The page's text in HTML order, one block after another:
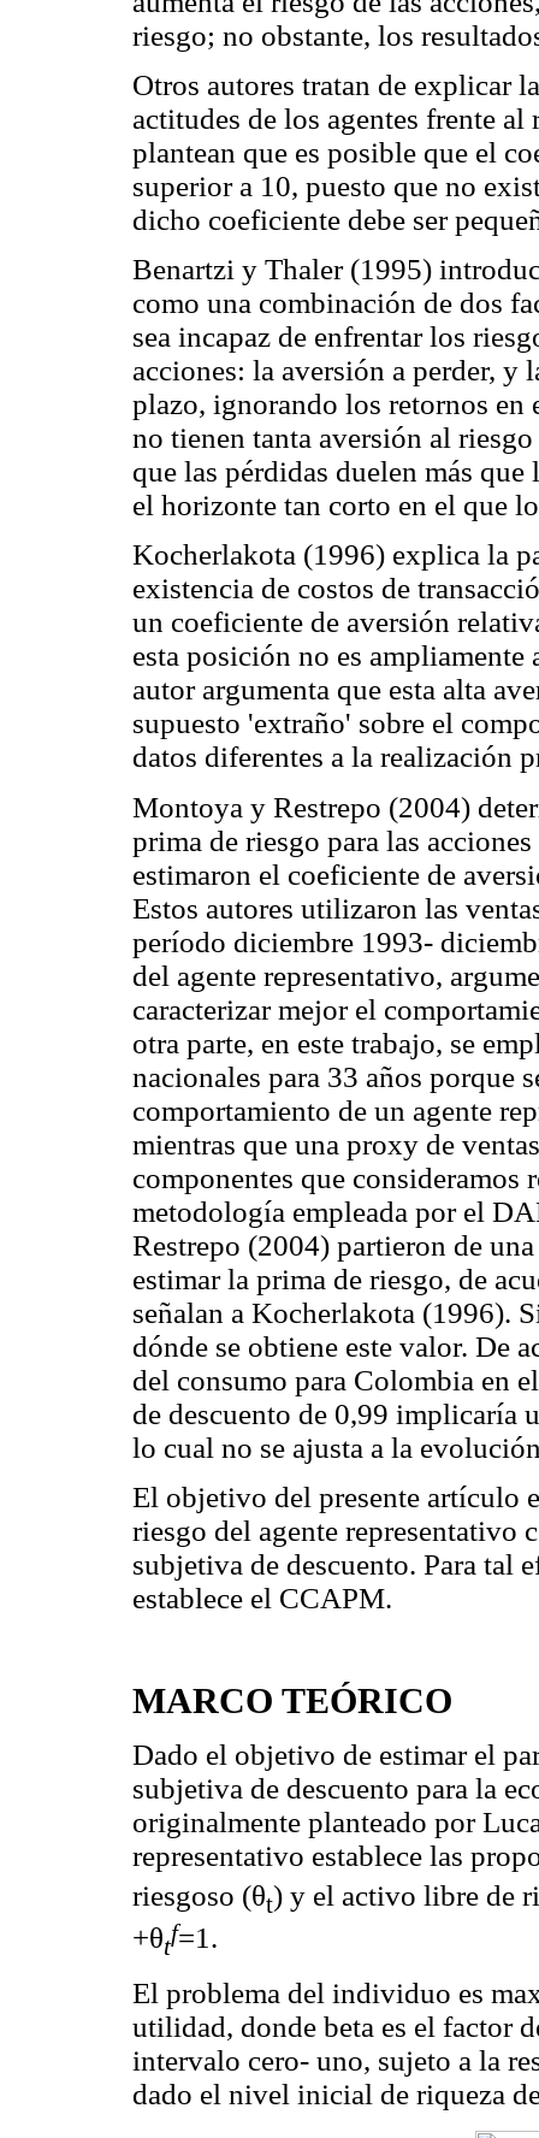
riesgo; no obstante, los
Otros autores tratan de explicar
actitudes de los agentes frente
plantean que es posible que el
superior a 10, puesto que no
dicho coeficiente debe ser
Benartzi y Thaler (1995)
como una combinación de dos
sea incapaz de enfrentar los
acciones: la aversión a perder,
plazo, ignorando los retornos en
no tienen tanta aversión al
que las pérdidas duelen más que
el horizonte tan corto en el que
Kocherlakota (1996) explica la
existencia de costos de
un coeficiente de aversión
esta posición no es
autor argumenta que esta alta
supuesto 'extraño' sobre el
datos diferentes a la realización
Montoya y Restrepo (2004)
prima de riesgo para las
estimaron el coeficiente de
Estos autores utilizaron las
período diciembre 1993-
del agente representativo,
caracterizar mejor el
otra parte, en este trabajo, se
nacionales para 33 años porque
comportamiento de un agente
mientras que una proxy de
componentes que consideramos
metodología empleada por el
Restrepo (2004) partieron de
estimar la prima de riesgo, de
señalan a Kocherlakota (1996).
dónde se obtiene este valor. De
del consumo para Colombia en
de descuento de 0,99 implicaría
lo cual no se ajusta a la
El objetivo del presente artículo
riesgo del agente representativo
subjetiva de descuento. Para tal
establece el CCAPM.
MARCO TEÓRICO
Dado el objetivo de estimar el
subjetiva de descuento para la
originalmente planteado por
representativo establece las
riesgoso (θt) y el activo libre de
+θt
f=1.
El problema del individuo es
utilidad, donde beta es el factor
intervalo cero- uno, sujeto a la
dado el nivel inicial de riqueza